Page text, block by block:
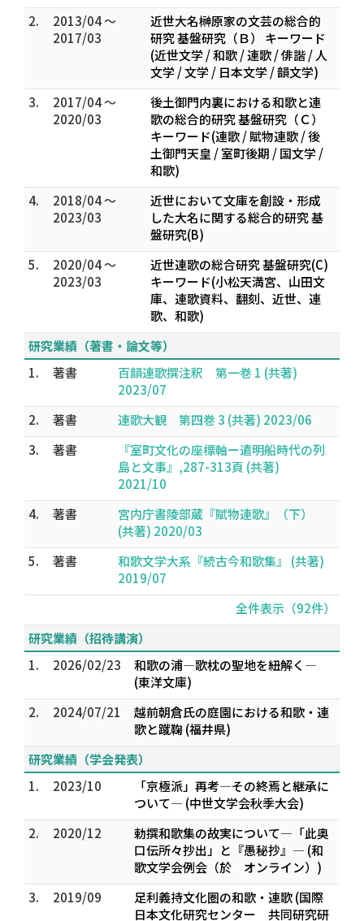
2.
2013/04 ～
2017/03
近世大名榊原家の文芸の総合的
研究 基盤研究（Ｂ） キーワード
(近世文学 / 和歌 / 連歌 / 俳諧 / 人
文学 / 文学 / 日本文学 / 韻文学)
3.
2017/04 ～
2020/03
後土御門内裏における和歌と連
歌の総合的研究 基盤研究（Ｃ）
キーワード(連歌 / 賦物連歌 / 後
土御門天皇 / 室町後期 / 国文学 /
和歌)
4.
2018/04 ～
2023/03
近世において文庫を創設・形成
した大名に関する総合的研究 基
盤研究(B)
5.
2020/04 ～
2023/03
近世連歌の総合研究 基盤研究(C)
キーワード(小松天満宮、山田文
庫、連歌資料、翻刻、近世、連
歌、和歌)
研究業績（著書・論文等）
1.
著書
百韻連歌撰注釈 第一巻 1 (共著)
2023/07
2.
著書
連歌大観 第四巻 3 (共著) 2023/06
3.
著書
『室町文化の座標軸ー遣明船時代の列
島と文事』,287-313頁 (共著)
2021/10
4.
著書
宮内庁書陵部蔵『賦物連歌』（下）
(共著) 2020/03
5.
著書
和歌文学大系『続古今和歌集』 (共著)
2019/07
全件表示（92件）
研究業績（招待講演）
1.
2026/02/23
和歌の浦―歌枕の聖地を紐解く―
(東洋文庫)
2.
2024/07/21
越前朝倉氏の庭園における和歌・連
歌と蹴鞠 (福井県)
研究業績（学会発表）
1.
2023/10
「京極派」再考―その終焉と継承に
ついて― (中世文学会秋季大会)
2.
2020/12
勅撰和歌集の故実について―「此奥
口伝所々抄出」と『愚秘抄』― (和
歌文学会例会（於 オンライン）)
3.
2019/09
足利義持文化圏の和歌・連歌 (国際
日本文化研究センター 共同研究研